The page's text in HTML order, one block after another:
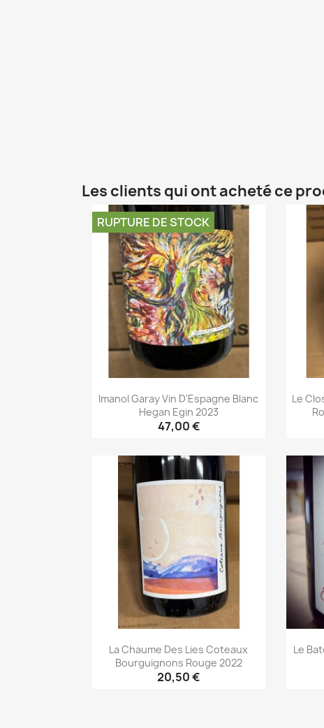
Les clients qui ont acheté ce
Imanol Garay Vin D'Espagne Blanc
Hegan Egin 2023
47,00 €
RUPTURE DE STOCK
Aperçu rapide
Le
La Chaume Des Lies Coteaux
Bourguignons Rouge 2022
20,50 €
Le